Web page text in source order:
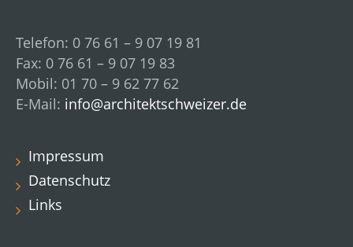
Telefon: 0 76 61 – 9 07 19 81
Fax: 0 76 61 – 9 07 19 83
Mobil: 01 70 – 9 62 77 62
E-Mail: info@architektschweizer.de
Impressum
Datenschutz
Links